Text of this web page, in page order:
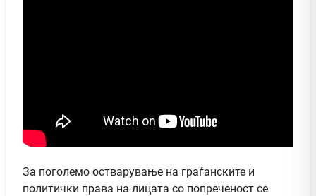
За поголемо остварување на граѓанските и
политички права на лицата со попреченост се